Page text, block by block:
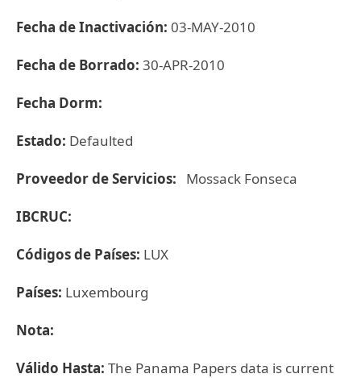
Fecha de Inactivación: 03-MAY-2010
Fecha de Borrado: 30-APR-2010
Fecha Dorm:
Estado: Defaulted
Proveedor de Servicios: Mossack Fonseca
IBCRUC:
Códigos de Países: LUX
Países: Luxembourg
Nota:
Válido Hasta: The Panama Papers data is current